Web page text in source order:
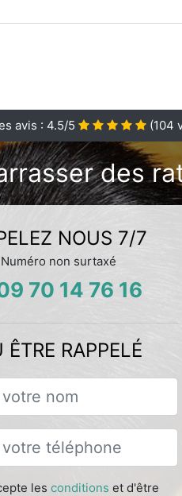
avis : 4.5/5 (104
des
NOUS 7/7
Numéro non surtaxé
70 14 76 16
ÊTRE RAPPELÉ
les conditions et d'être